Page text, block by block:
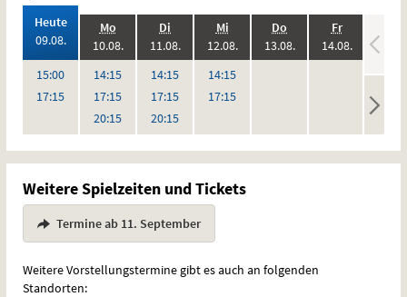
Heute,
09.08.2026:
15:00Uhr
17:15Uhr
Mo.,
10.08.2026:
14:15Uhr
17:15Uhr
20:15Uhr
Di
11.08.2026:
14:15Uhr
17:15Uhr
20:15Uhr
Mi.,
12.08.2026:
14:15Uhr
17:15Uhr
Do
13.08.2026:
Fr.,
14.08.2026:
keine
Weitere Spielzeiten und Tickets
Termine ab 11. September
Weitere Vorstellungstermine gibt es auch an folgenden
Standorten: